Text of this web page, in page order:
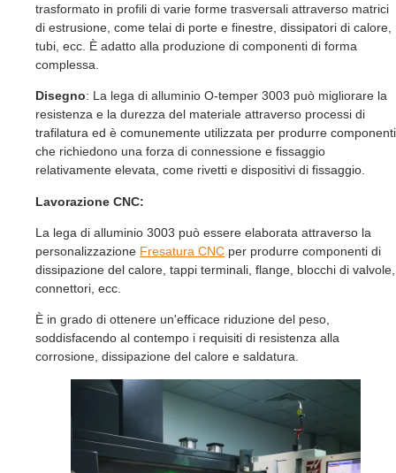
trasformato in profili di varie forme trasversali attraverso matrici
di estrusione, come telai di porte e finestre, dissipatori di calore,
tubi, ecc. È adatto alla produzione di componenti di forma
complessa.
Disegno: La lega di alluminio O-temper 3003 può migliorare la
resistenza e la durezza del materiale attraverso processi di
trafilatura ed è comunemente utilizzata per produrre componenti
che richiedono una forza di connessione e fissaggio
relativamente elevata, come rivetti e dispositivi di fissaggio.
Lavorazione CNC:
La lega di alluminio 3003 può essere elaborata attraverso la
personalizzazione Fresatura CNC per produrre componenti di
dissipazione del calore, tappi terminali, flange, blocchi di valvole,
connettori, ecc.
È in grado di ottenere un'efficace riduzione del peso,
soddisfacendo al contempo i requisiti di resistenza alla
corrosione, dissipazione del calore e saldatura.